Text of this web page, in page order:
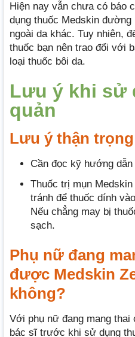
Hiện nay vẫn chưa có báo
dụng thuốc Medskin
ngoài da khác. Tuy nhiên,
thuốc bạn nên trao đổi với
loại thuốc bôi da.
Lưu ý khi sử
quản
Lưu ý thận trọng
Cần đọc kỹ hướng
Thuốc trị mụn
tránh để thuốc dính
Nếu chẳng may bị
sạch.
Phụ nữ đang
được Medskin
không?
Với phụ nữ đang mang
bác sĩ trước khi sử dụng